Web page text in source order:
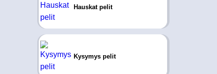
Hauskat pelit
Kysymys pelit